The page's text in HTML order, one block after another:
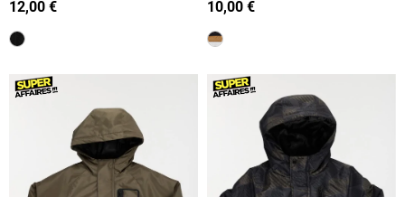
12,00 € 10,00 €